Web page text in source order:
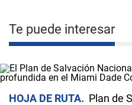
Te puede interesar
HOJA DE RUTA
Plan de